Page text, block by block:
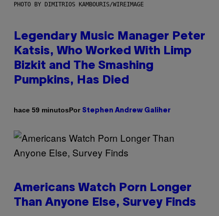
PHOTO BY DIMITRIOS KAMBOURIS/WIREIMAGE
Legendary Music Manager Peter
Katsis, Who Worked With Limp
Bizkit and The Smashing
Pumpkins, Has Died
hace 59 minutosPor Stephen Andrew Galiher
Americans Watch Porn Longer
Than Anyone Else, Survey Finds